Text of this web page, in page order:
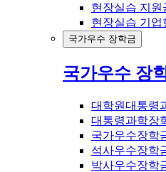
현장실습 지원
현장실습 기업
국가우수 장학금
국가우수 장
대학원대통령
대통령과학장
국가우수장학
석사우수장학
박사우수장학